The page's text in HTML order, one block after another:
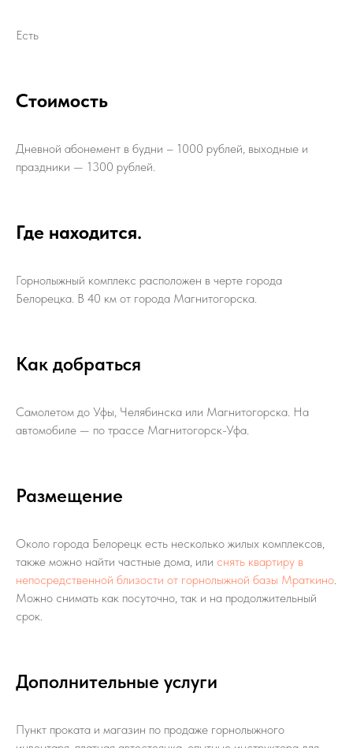
Есть
Стоимость
Дневной абонемент в будни – 1000 рублей, выходные и
праздники — 1300 рублей.
Где находится.
Горнолыжный комплекс расположен в черте города
Белорецка. В 40 км от города Магнитогорска.
Как добраться
Самолетом до Уфы, Челябинска или Магнитогорска. На
автомобиле — по трассе Магнитогорск-Уфа.
Размещение
Около города Белорецк есть несколько жилых комплексов,
также можно найти частные дома, или снять квартиру в
непосредственной близости от горнолыжной базы Мраткино.
Можно снимать как посуточно, так и на продолжительный
срок.
Дополнительные услуги
Пункт проката и магазин по продаже горнолыжного